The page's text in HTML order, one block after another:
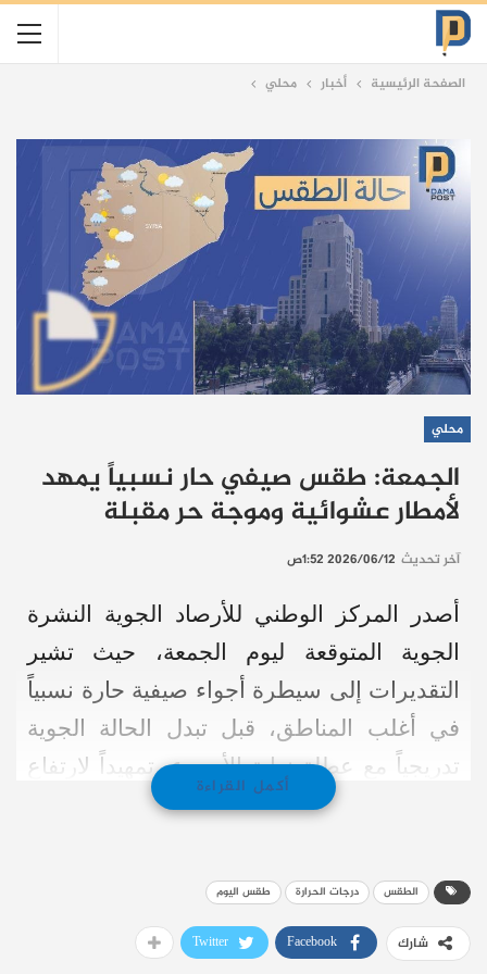
الصفحة الرئيسية أخبار محلي
محلي
الجمعة: طقس صيفي حار نسبياً يمهد
لأمطار عشوائية وموجة حر مقبلة
آخر تحديث 2026/06/12 1:52ص
أصدر المركز الوطني للأرصاد الجوية النشرة
الجوية المتوقعة ليوم الجمعة، حيث تشير
التقديرات إلى سيطرة أجواء صيفية حارة نسبياً
في أغلب المناطق، قبل تبدل الحالة الجوية
تدريجياً مع عطلة نهاية الأسبوع، تمهيداً لارتفاع
كبير في درجات الحرارة لاحقاً.
تشهد درجات الحرارة انخفاضاً طفيفاً في بعض
المناطق النهارية مع استمرارها أعلى من
أكمل القراءة
الطقس درجات الحرارة طقس اليوم
شارك Facebook
Twitter